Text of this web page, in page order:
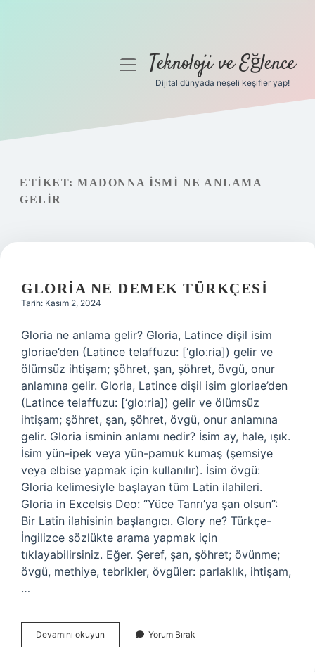
Gizlilik Politikası
Hakkımızda
menüyüTeknoloji ve Eğlence
Dijital dünyada neşeli keşifler yap!
ETIKET: MADONNA ISMI NE ANLAMA
GELIR
GLORIA NE DEMEK TÜRKÇESI
Tarih: Kasım 2, 2024
Gloria ne anlama gelir? Gloria, Latince dişil isim
gloriae’den (Latince telaffuzu: [‘gloːria]) gelir ve
ölümsüz ihtişam; şöhret, şan, şöhret, övgü, onur
anlamına gelir. Gloria, Latince dişil isim gloriae’den
(Latince telaffuzu: [‘gloːria]) gelir ve ölümsüz
ihtişam; şöhret, şan, şöhret, övgü, onur anlamına
gelir. Gloria isminin anlamı nedir? İsim ay, hale, ışık.
İsim yün-ipek veya yün-pamuk kumaş (şemsiye
veya elbise yapmak için kullanılır). İsim övgü:
Gloria kelimesiyle başlayan tüm Latin ilahileri.
Gloria in Excelsis Deo: “Yüce Tanrı’ya şan olsun”:
Bir Latin ilahisinin başlangıcı. Glory ne? Türkçe-
İngilizce sözlükte arama yapmak için
tıklayabilirsiniz. Eğer. Şeref, şan, şöhret; övünme;
övgü, methiye, tebrikler, övgüler: parlaklık, ihtişam,
…
Devamını okuyun
Ne
Yorum Bırak